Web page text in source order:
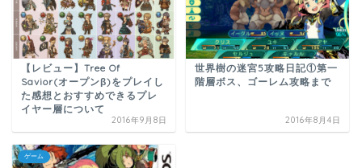
【レビュー】Tree Of
Savior(オープンβ)をプレイし
た感想とおすすめできるプレ
イヤー層について
2016年9月8日
世界樹の迷宮5攻略日記①第一
階層ボス、ゴーレム攻略まで
2016年8月4日
ゲーム